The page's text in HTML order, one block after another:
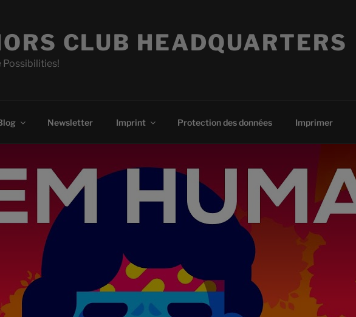
CLUB HEADQUARTERS
Possibilities!
Newsletter Imprint Protection des données Imprimer